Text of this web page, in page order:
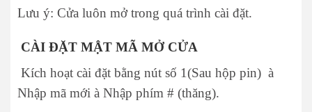
Lưu ý: Cửa luôn mở trong quá trình cài đặt.
CÀI ĐẶT MẬT MÃ MỞ CỬA
Kích hoạt cài đặt bằng nút số 1(Sau hộp pin) à
Nhập mã mới à Nhập phím # (thăng).